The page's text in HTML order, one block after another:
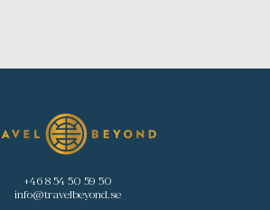
+46 8 54 50 59 50
info@travelbeyond.se